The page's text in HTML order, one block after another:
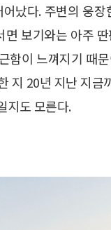
났다. 주변의 웅
면 보기와는 아주
함이 느껴지기 때
지 20년 지난 지
지도 모른다.